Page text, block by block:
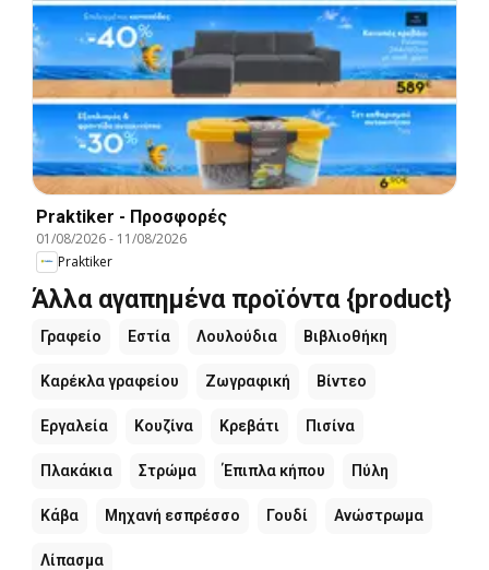
Praktiker - Προσφορές
01/08/2026- 11/08/2026
Praktiker
Άλλα αγαπημένα προϊόντα {product}
Γραφείο Εστία Λουλούδια Βιβλιοθήκη
Καρέκλα γραφείου Ζωγραφική Βίντεο
Εργαλεία Κουζίνα Κρεβάτι Πισίνα
Πλακάκια Στρώμα Έπιπλα κήπου Πύλη
Κάβα Μηχανή εσπρέσσο Γουδί Ανώστρωμα
Λίπασμα